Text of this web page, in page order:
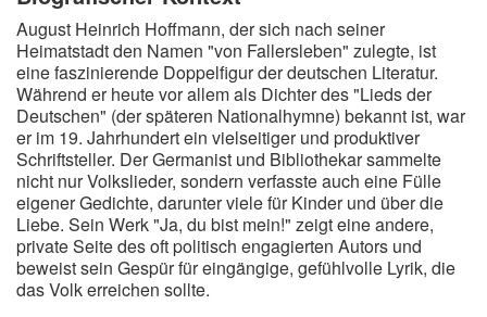
August Heinrich Hoffmann, der sich nach seiner
Heimatstadt den Namen "von Fallersleben" zulegte, ist
eine faszinierende Doppelfigur der deutschen Literatur.
Während er heute vor allem als Dichter des "Lieds der
Deutschen" (der späteren Nationalhymne) bekannt ist, war
er im 19. Jahrhundert ein vielseitiger und produktiver
Schriftsteller. Der Germanist und Bibliothekar sammelte
nicht nur Volkslieder, sondern verfasste auch eine Fülle
eigener Gedichte, darunter viele für Kinder und über die
Liebe. Sein Werk "Ja, du bist mein!" zeigt eine andere,
private Seite des oft politisch engagierten Autors und
beweist sein Gespür für eingängige, gefühlvolle Lyrik, die
das Volk erreichen sollte.